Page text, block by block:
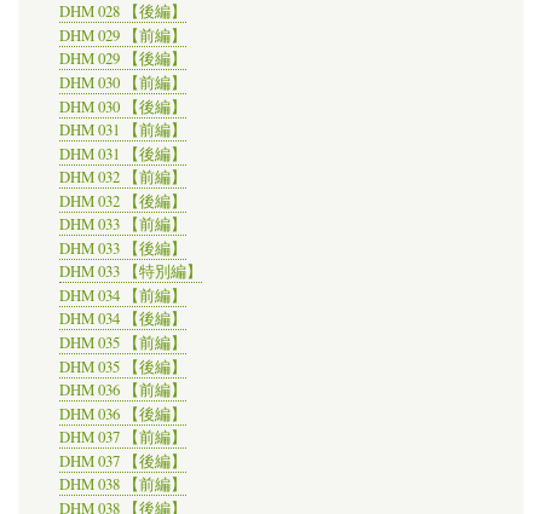
DHM 028 【後編】
DHM 029 【前編】
DHM 029 【後編】
DHM 030 【前編】
DHM 030 【後編】
DHM 031 【前編】
DHM 031 【後編】
DHM 032 【前編】
DHM 032 【後編】
DHM 033 【前編】
DHM 033 【後編】
DHM 033 【特別編】
DHM 034 【前編】
DHM 034 【後編】
DHM 035 【前編】
DHM 035 【後編】
DHM 036 【前編】
DHM 036 【後編】
DHM 037 【前編】
DHM 037 【後編】
DHM 038 【前編】
DHM 038 【後編】